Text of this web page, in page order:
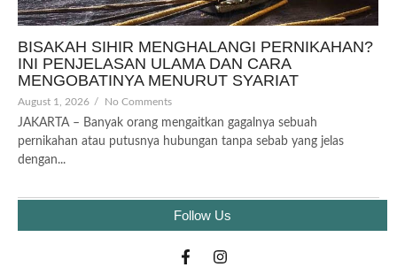
BISAKAH SIHIR MENGHALANGI PERNIKAHAN?
INI PENJELASAN ULAMA DAN CARA
MENGOBATINYA MENURUT SYARIAT
August 1, 2026 / No Comments
JAKARTA – Banyak orang mengaitkan gagalnya sebuah
pernikahan atau putusnya hubungan tanpa sebab yang jelas
dengan...
Follow Us